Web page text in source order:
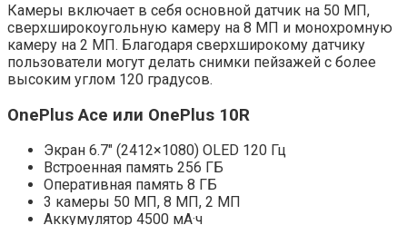
Камеры включает в себя основной датчик на 50 МП,
сверхширокоугольную камеру на 8 МП и монохромную
камеру на 2 МП. Благодаря сверхширокому датчику
пользователи могут делать снимки пейзажей с более
высоким углом 120 градусов.
OnePlus Ace или OnePlus 10R
Экран 6.7″ (2412×1080) OLED 120 Гц
Встроенная память 256 ГБ
Оперативная память 8 ГБ
3 камеры 50 МП, 8 МП, 2 МП
Аккумулятор 4500 мА·ч